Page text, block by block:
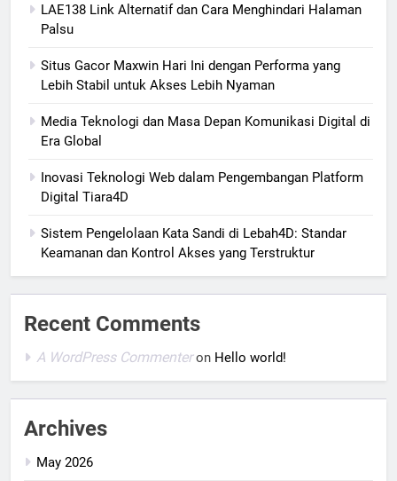
LAE138 Link Alternatif dan Cara Menghindari Halaman
Palsu
Situs Gacor Maxwin Hari Ini dengan Performa yang
Lebih Stabil untuk Akses Lebih Nyaman
Media Teknologi dan Masa Depan Komunikasi Digital di
Era Global
Inovasi Teknologi Web dalam Pengembangan Platform
Digital Tiara4D
Sistem Pengelolaan Kata Sandi di Lebah4D: Standar
Keamanan dan Kontrol Akses yang Terstruktur
Recent Comments
A WordPress Commenteron Hello world!
Archives
May 2026